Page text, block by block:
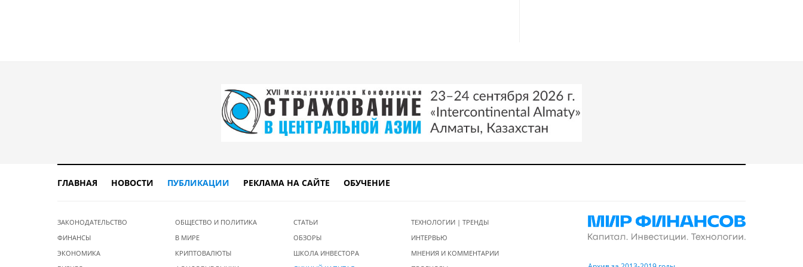
ГЛАВНАЯ НОВОСТИ ПУБЛИКАЦИИ РЕКЛАМА НА САЙТЕ ОБУЧЕНИЕ
ЗАКОНОДАТЕЛЬСТВО
ФИНАНСЫ
ЭКОНОМИКА
ОБЩЕСТВО И ПОЛИТИКА
В МИРЕ
КРИПТОВАЛЮТЫ
СТАТЬИ
ОБЗОРЫ
ШКОЛА ИНВЕСТОРА
ТЕХНОЛОГИИ | ТРЕНДЫ
ИНТЕРВЬЮ
МНЕНИЯ И КОММЕНТАРИИ